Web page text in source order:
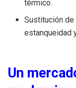
térmico.
Sustitución de
estanqueidad
Un